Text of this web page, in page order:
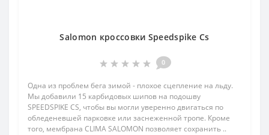
Salomon кроссовки Speedspike Cs
0
Одна из проблем бега зимой - плохое сцепление на льду.
Мы добавили 15 карбидовых шипов на подошву
SPEEDSPIKE CS, чтобы вы могли уверенно двигаться по
обледеневшей парковке или заснеженной тропе. Кроме
того, мембрана CLIMA SALOMON позволяет сохранить ..